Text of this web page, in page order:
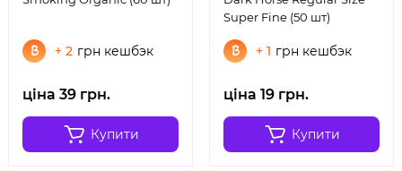
+ 2 грн кешбэк
ціна 39 грн.
Купити
Super Fine (50 шт)
+ 1 грн кешбэк
ціна 19 грн.
Купити